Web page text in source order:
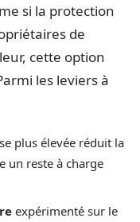
si la protection
de
cette option
les leviers à
plus élevée réduit la
un reste à charge
expérimenté sur le